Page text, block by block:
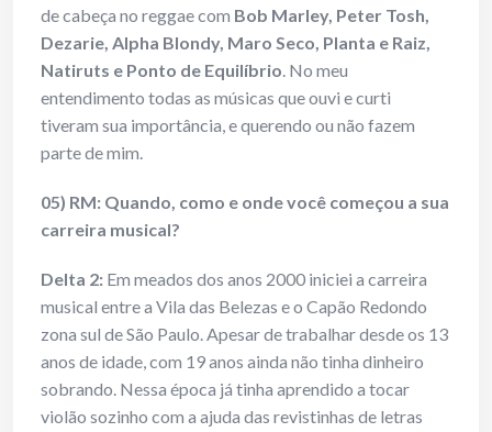
de cabeça no reggae com Bob Marley, Peter Tosh,
Dezarie, Alpha Blondy, Maro Seco, Planta e Raiz,
Natiruts e Ponto de Equilíbrio. No meu
entendimento todas as músicas que ouvi e curti
tiveram sua importância, e querendo ou não fazem
parte de mim.
05) RM: Quando, como e onde você começou a sua
carreira musical?
Delta 2: Em meados dos anos 2000 iniciei a carreira
musical entre a Vila das Belezas e o Capão Redondo
zona sul de São Paulo. Apesar de trabalhar desde os 13
anos de idade, com 19 anos ainda não tinha dinheiro
sobrando. Nessa época já tinha aprendido a tocar
violão sozinho com a ajuda das revistinhas de letras